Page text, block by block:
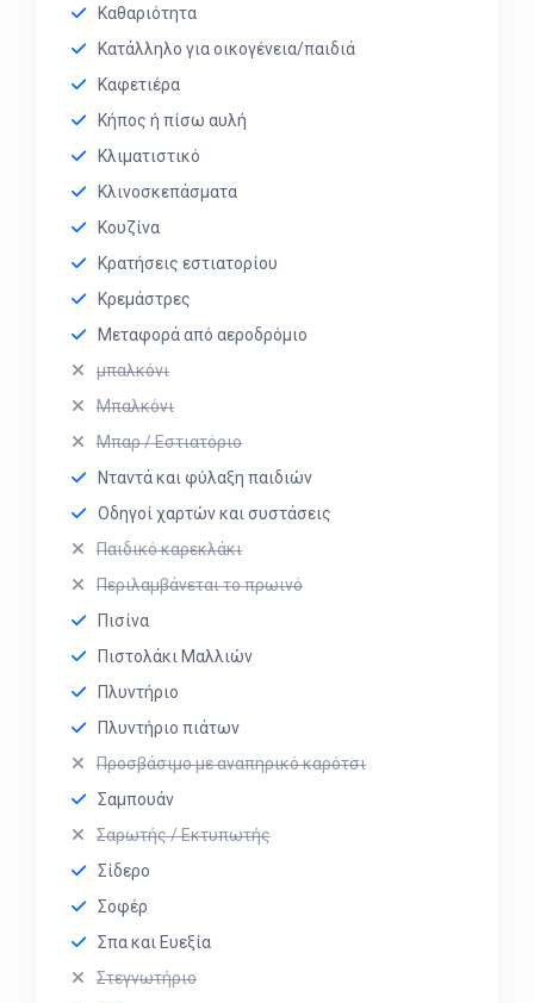
Καθαριότητα
Κατάλληλο για οικογένεια/παιδιά
Καφετιέρα
Κήπος ή πίσω αυλή
Κλιματιστικό
Κλινοσκεπάσματα
Κουζίνα
Κρατήσεις εστιατορίου
Κρεμάστρες
Μεταφορά από αεροδρόμιο
μπαλκόνι
Μπαλκόνι
Μπαρ / Εστιατόριο
Νταντά και φύλαξη παιδιών
Οδηγοί χαρτών και συστάσεις
Παιδικό καρεκλάκι
Περιλαμβάνεται το πρωινό
Πισίνα
Πιστολάκι Μαλλιών
Πλυντήριο
Πλυντήριο πιάτων
Προσβάσιμο με αναπηρικό καρότσι
Σαμπουάν
Σαρωτής / Εκτυπωτής
Σίδερο
Σοφέρ
Σπα και Ευεξία
Στεγνωτήριο